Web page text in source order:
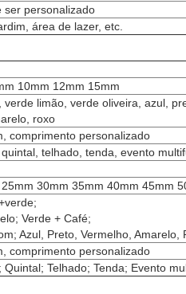
ser personalizado
área de lazer, etc.
10mm 12mm 15mm
verde limão, verde oliveira, azul,
roxo
comprimento personalizado
telhado, tenda, evento
30mm 35mm 40mm 45mm
Verde + Café;
Azul, Preto, Vermelho, Amarelo,
comprimento personalizado
Quintal; Telhado; Tenda; Evento